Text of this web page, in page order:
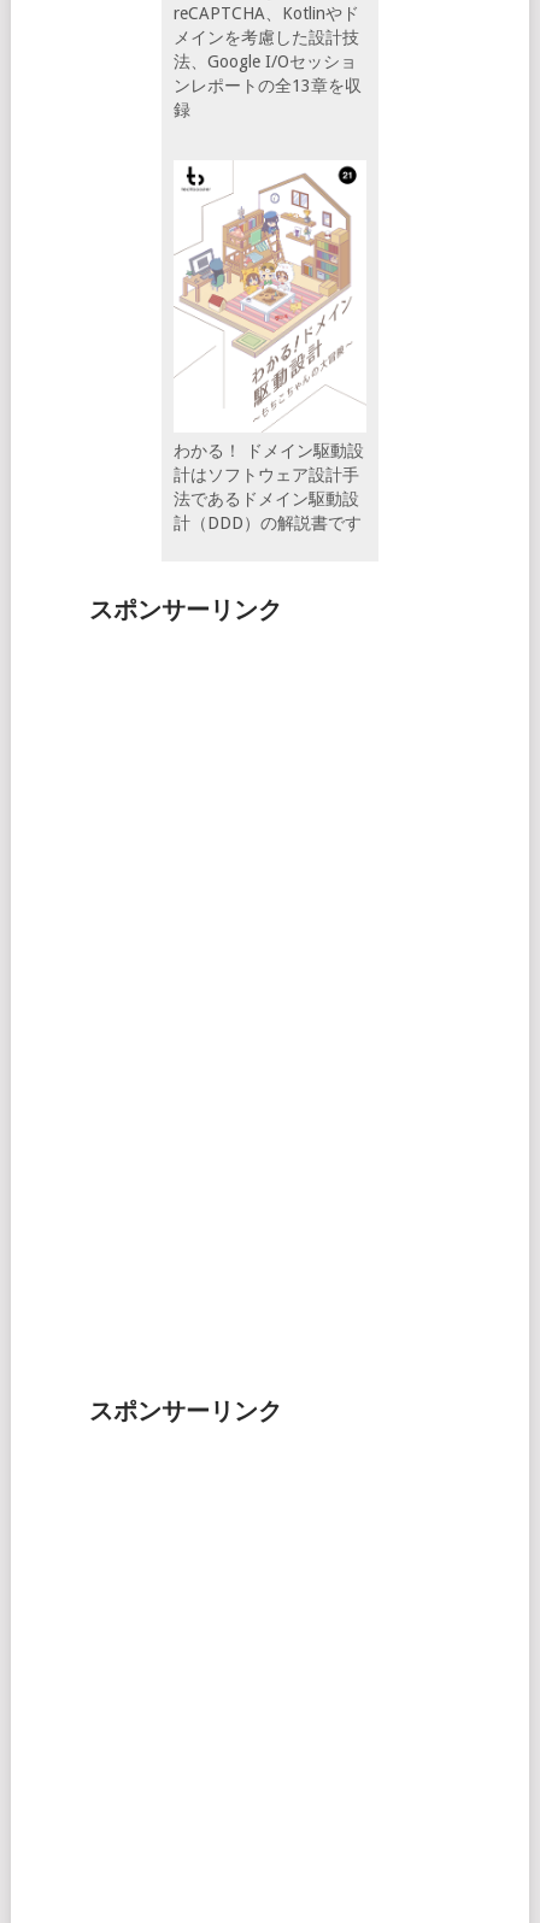
reCAPTCHA、Kotlinやド
メインを考慮した設計技
法、Google I/Oセッショ
ンレポートの全13章を収
録
わかる！ ドメイン駆動設
計はソフトウェア設計手
法であるドメイン駆動設
計（DDD）の解説書です
スポンサーリンク
スポンサーリンク